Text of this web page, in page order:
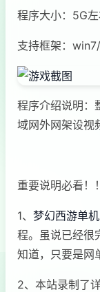
程序大小：5G
支持框架：
程序介绍说明：
域网外网架设视
重要说明必看！
1、 梦幻西游单机
程。虽说已经很
知道，只要是网
2、本站录制了